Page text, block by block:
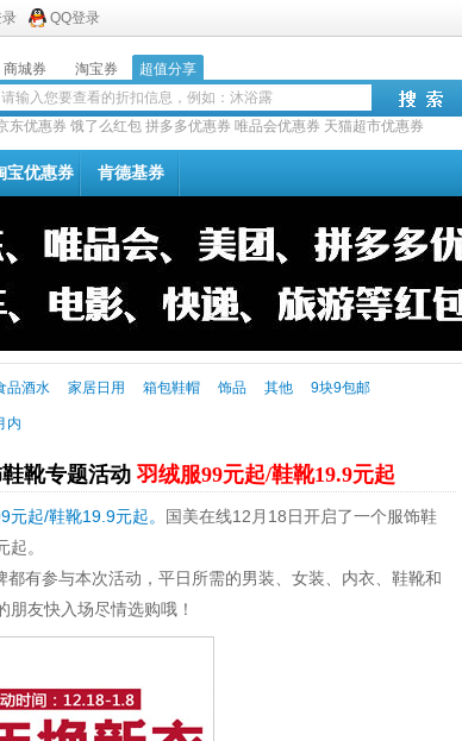
QQ登录
商城券 淘宝券 超值分享
东优惠券 饿了么红包 拼多多优惠券 唯品会优惠券 天猫超市优惠券
宝优惠券 肯德基券
品酒水 家居日用 箱包鞋帽 饰品 其他 9块9包邮
内
靴专题活动 羽绒服99元起/鞋靴19.9元起
起/鞋靴19.9元起。
国美在线12月18日开启了一个服饰鞋
。
有参与本次活动，平日所需的男装、女装、内衣、鞋靴和
友快入场尽情选购哦！